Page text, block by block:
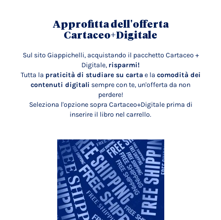
Approfitta dell'offerta
Cartaceo+Digitale
Sul sito Giappichelli, acquistando il pacchetto Cartaceo +
Digitale, risparmi!
Tutta la praticità di studiare su carta e la comodità dei
contenuti digitali sempre con te, un'offerta da non
perdere!
Seleziona l'opzione sopra Cartaceo+Digitale prima di
inserire il libro nel carrello.